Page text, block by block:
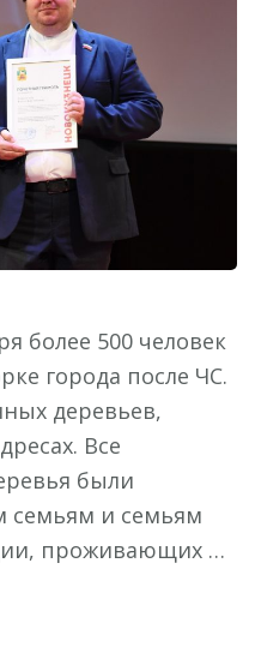
более 500 человек
города после ЧС.
деревьев,
Все
были
семьям и семьям
проживающих …